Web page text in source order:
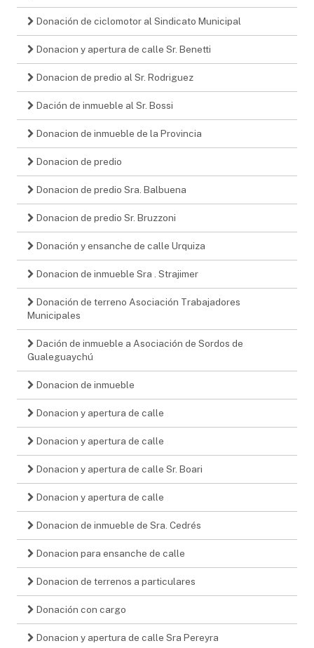
Donación de ciclomotor al Sindicato Municipal
Donacion y apertura de calle Sr. Benetti
Donacion de predio al Sr. Rodriguez
Dación de inmueble al Sr. Bossi
Donacion de inmueble de la Provincia
Donacion de predio
Donacion de predio Sra. Balbuena
Donacion de predio Sr. Bruzzoni
Donación y ensanche de calle Urquiza
Donacion de inmueble Sra . Strajimer
Donación de terreno Asociación Trabajadores
Municipales
Dación de inmueble a Asociación de Sordos de
Gualeguaychú
Donacion de inmueble
Donacion y apertura de calle
Donacion y apertura de calle
Donacion y apertura de calle Sr. Boari
Donacion y apertura de calle
Donacion de inmueble de Sra. Cedrés
Donacion para ensanche de calle
Donacion de terrenos a particulares
Donación con cargo
Donacion y apertura de calle Sra Pereyra